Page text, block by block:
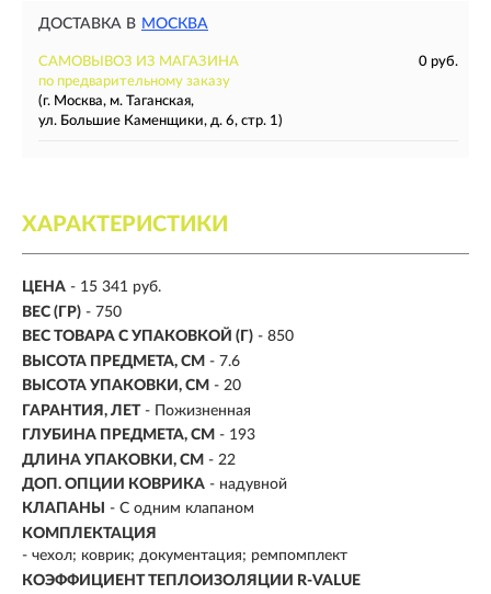
ДОСТАВКА В МОСКВА
САМОВЫВОЗ ИЗ МАГАЗИНА
0 руб.
по предварительному заказу
(г. Москва, м. Таганская,
ул. Большие Каменщики, д. 6, стр. 1)
ХАРАКТЕРИСТИКИ
ЦЕНА - 15 341 руб.
ВЕС (ГР) - 750
ВЕС ТОВАРА С УПАКОВКОЙ (Г) - 850
ВЫСОТА ПРЕДМЕТА, СМ - 7.6
ВЫСОТА УПАКОВКИ, СМ - 20
ГАРАНТИЯ, ЛЕТ - Пожизненная
ГЛУБИНА ПРЕДМЕТА, СМ - 193
ДЛИНА УПАКОВКИ, СМ - 22
ДОП. ОПЦИИ КОВРИКА - надувной
КЛАПАНЫ
- С одним клапаном
КОМПЛЕКТАЦИЯ
- чехол; коврик; документация; ремпомплект
КОЭФФИЦИЕНТ ТЕПЛОИЗОЛЯЦИИ R-VALUE